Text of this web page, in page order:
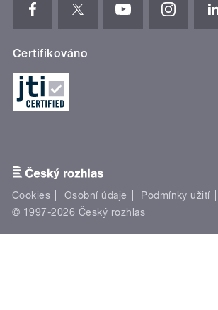
Certifikováno
Cookies Osobní údaje Podmínky užití
© 1997-2026 Český rozhlas